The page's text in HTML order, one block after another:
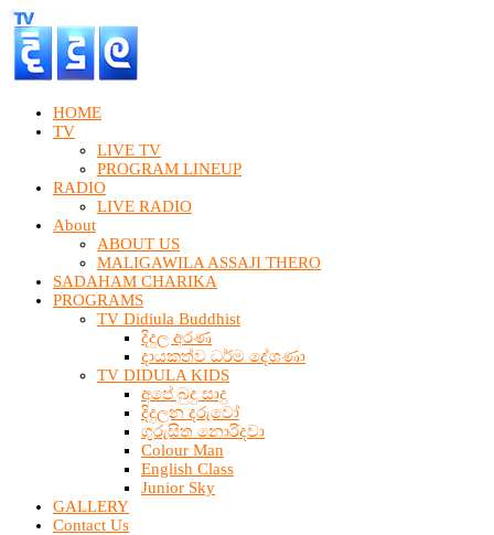
HOME
TV
LIVE TV
PROGRAM LINEUP
RADIO
LIVE RADIO
About
ABOUT US
MALIGAWILA ASSAJI THERO
SADAHAM CHARIKA
PROGRAMS
TV Didiula Buddhist
දිදුල අරණ
දායකත්ව ධර්ම දේශණා
TV DIDULA KIDS
අපේ බුදු සාදු
දිදුලන දරුවෝ
ගුරුසිත නොරිදවා
Colour Man
English Class
Junior Sky
GALLERY
Contact Us